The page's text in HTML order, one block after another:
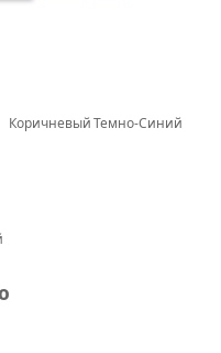
КоричневыйТемно-Синий